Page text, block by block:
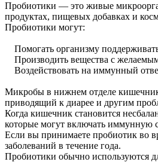
Пробиотики — это живые
продуктах, пищевых добавках и
Пробиотики могут:
Помогать организму
Производить вещества с
Воздействовать на иммунный
Микробы в нижнем отделе
приводящий к диарее и другим
Когда кишечник становится
которые могут включать иммунную
Если вы принимаете пробиотик во
заболеваний в течение года.
Пробиотики обычно используются